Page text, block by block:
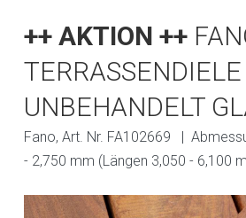
++ AKTION ++
UNBEHANDELT
Fano, Art. Nr. FA102669 |
- 2,750 mm (Längen 3,050 - 6,100